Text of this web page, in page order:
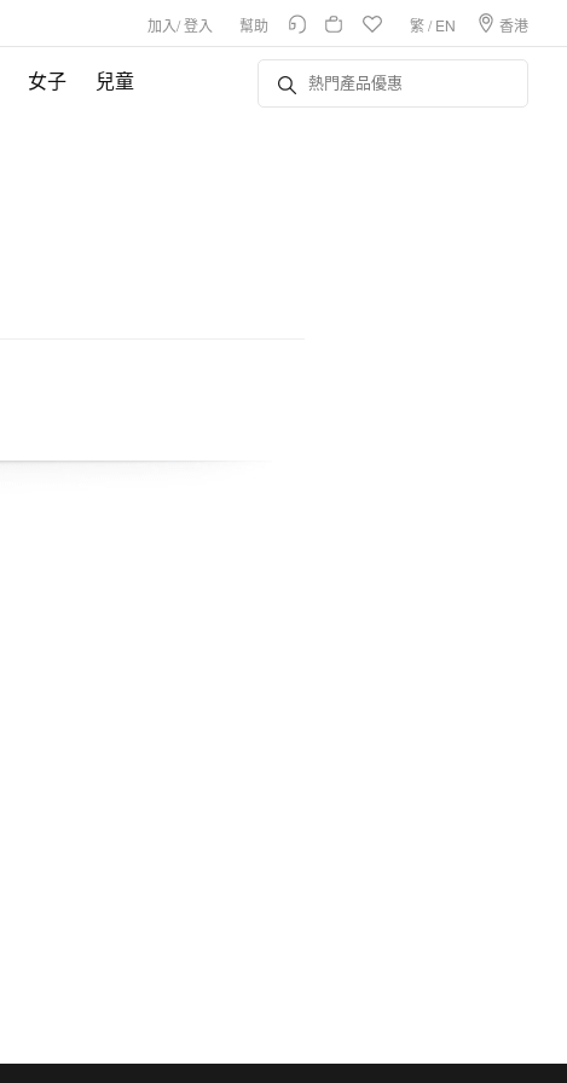
加入/登入 幫助 繁/ EN 香港
女子 兒童